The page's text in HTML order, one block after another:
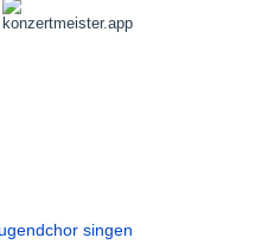
singen